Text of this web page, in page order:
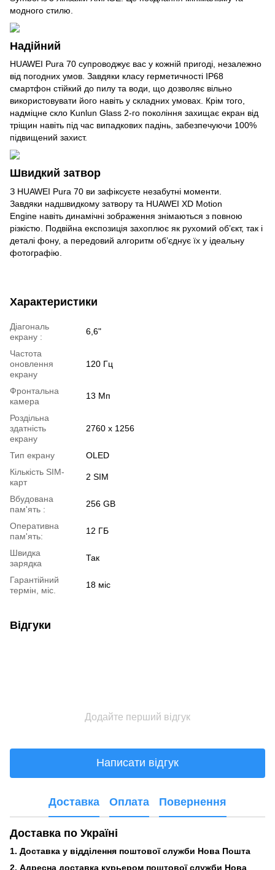
модного стилю.
Надійний
HUAWEI Pura 70 супроводжує вас у кожній пригоді, незалежно
від погодних умов. Завдяки класу герметичності IP68
смартфон стійкий до пилу та води, що дозволяє вільно
використовувати його навіть у складних умовах. Крім того,
надміцне скло Kunlun Glass 2-го покоління захищає екран від
тріщин навіть під час випадкових падінь, забезпечуючи 100%
підвищений захист.
Швидкий затвор
З HUAWEI Pura 70 ви зафіксуєте незабутні моменти.
Завдяки надшвидкому затвору та HUAWEI XD Motion
Engine навіть динамічні зображення знімаються з повною
різкістю. Подвійна експозиція захоплює як рухомий об’єкт, так і
деталі фону, а передовий алгоритм об’єднує їх у ідеальну
фотографію.
Характеристики
Діагональ
екрану :
6,6"
Частота
оновлення
екрану
120 Гц
Фронтальна
камера
13 Мп
Роздільна
здатність
екрану
2760 x 1256
Тип екрану
OLED
Кількість SIM-
карт
2 SIM
Вбудована
пам'ять :
256 GB
Оперативна
пам'ять:
12 ГБ
Швидка
зарядка
Так
Гарантійний
термін, міс.
18 міc
Відгуки
Додайте перший відгук
Написати відгук
Доставка Оплата Повернення
Доставка по Україні
1. Доставка у відділення поштової служби Нова Пошта
2. Адресна доставка курьером поштової служби Нова